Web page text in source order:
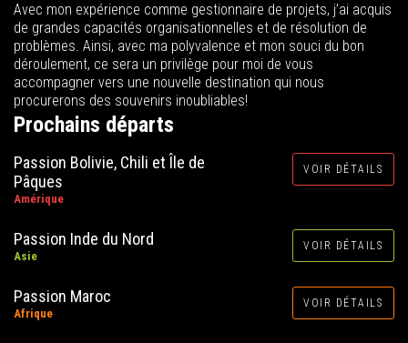
Avec mon expérience comme gestionnaire de projets, j’ai acquis
de grandes capacités organisationnelles et de résolution de
problèmes. Ainsi, avec ma polyvalence et mon souci du bon
déroulement, ce sera un privilège pour moi de vous
accompagner vers une nouvelle destination qui nous
procurerons des souvenirs inoubliables!
Prochains départs
Passion Bolivie, Chili et Île de
Pâques
Amérique
VOIR DÉTAILS
Passion Inde du Nord
Asie
VOIR DÉTAILS
Passion Maroc
Afrique
VOIR DÉTAILS